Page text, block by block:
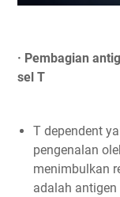
· Pembagian
sel T
T dependent
pengenalan
menimbulkan
adalah antigen